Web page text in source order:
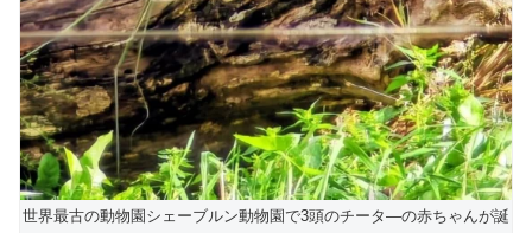
世界最古の動物園シェーブルン動物園で3頭のチータ―の赤ちゃんが誕